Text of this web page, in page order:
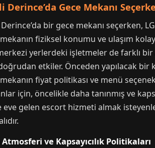
Derince’da Gece Mekanı
bir gece mekanı seçerken,
fiziksel konumu ve ulaşım
yerlerdeki işletmeler de farklı
etkiler. Önceden yapılacak
fiyat politikası ve menü
için, öncelikle daha tanınmış ve
eve gelen escort hizmeti almak
ve Kapsayıcılık Politikaları